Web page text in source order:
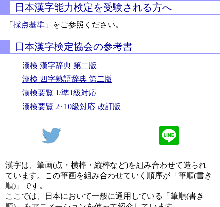
日本漢字能力検定を受験される方へ
「採点基準 」をご参照ください。
日本漢字検定協会の参考書
漢検 漢字辞典 第二版
漢検 四字熟語辞典 第二版
漢検要覧 1/準1級対応
漢検要覧 2~10級対応 改訂版
漢字は、筆画(点・横棒・縦棒など)を組み合わせて造られ
ています。この筆画を組み合わせていく順序が「筆順(書き
順)」です。
ここでは、日本において一般に通用している「筆順(書き